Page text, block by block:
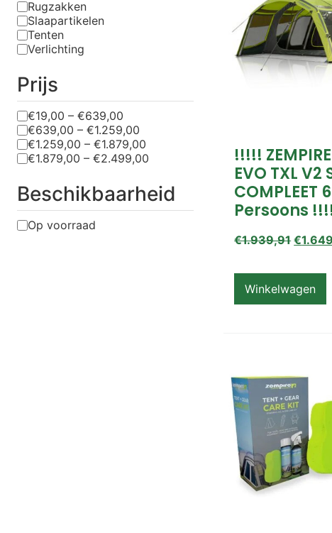
Rugzakken
Slaapartikelen
Tenten
Verlichting
Prijs
€19,00 – €639,00
€639,00 – €1.259,00
€1.259,00 – €1.879,00
€1.879,00 – €2.499,00
Beschikbaarheid
Op voorraad
!!!!!
EVO TXL V2
COMPLEET 6
Persoons
€1.939,91 €
Winkelwagen